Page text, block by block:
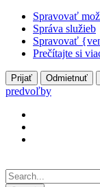
Spravovať
Správa služieb
Spravovať
Prečítajte si
Prijať Odmietnuť
predvoľby